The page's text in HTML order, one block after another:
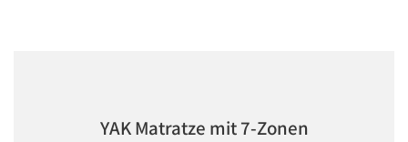
YAK Matratze mit 7-Zonen